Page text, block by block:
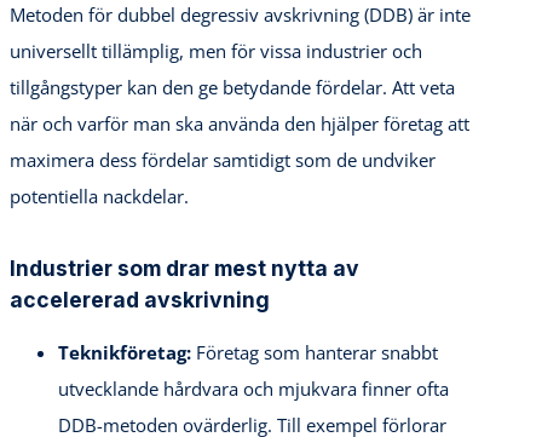
Metoden för dubbel degressiv avskrivning (DDB) är inte
universellt tillämplig, men för vissa industrier och
tillgångstyper kan den ge betydande fördelar. Att veta
när och varför man ska använda den hjälper företag att
maximera dess fördelar samtidigt som de undviker
potentiella nackdelar.
Industrier som drar mest nytta av
accelererad avskrivning
Teknikföretag: Företag som hanterar snabbt
utvecklande hårdvara och mjukvara finner ofta
DDB-metoden ovärderlig. Till exempel förlorar